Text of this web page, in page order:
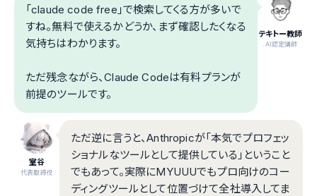
テキトー教師
.AI認定講師
「claude code free」で検索してくる方が多いで
すね。無料で使えるかどうか、まず確認したくなる
気持ちはわかります。
ただ残念ながら、Claude Codeは有料プランが
前提のツールです。
室谷
代表取締役
ただ逆に言うと、Anthropicが「本気でプロフェッ
ショナルなツールとして提供している」ということ
でもあって。実際にMYUUUでもプロ向けのコー
ディングツールとして位置づけて全社導入してま